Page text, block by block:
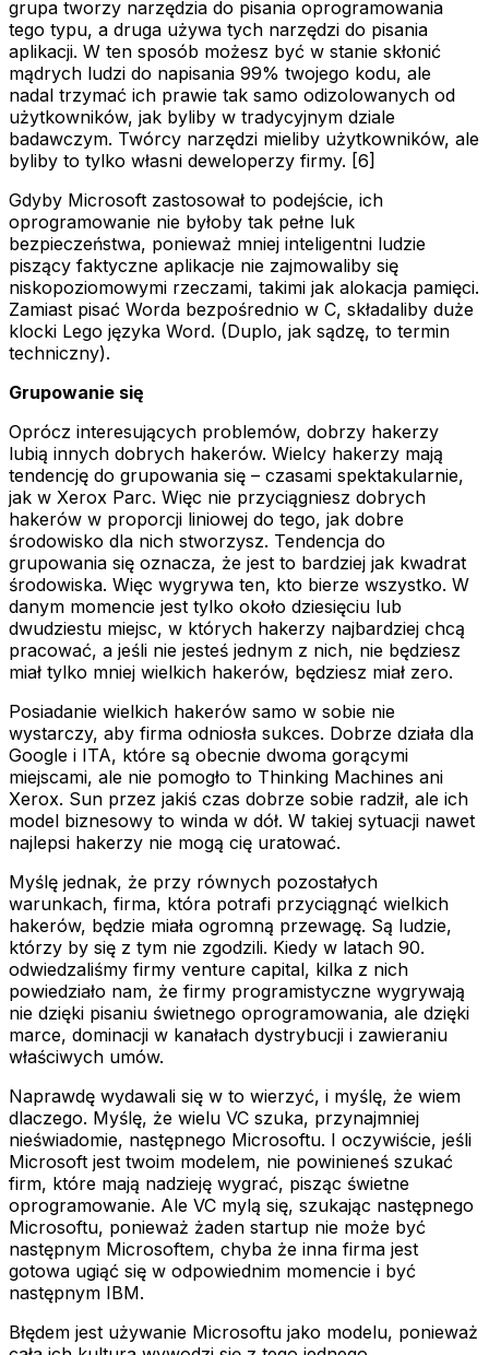
grupa tworzy narzędzia do pisania oprogramowania
tego typu, a druga używa tych narzędzi do pisania
aplikacji. W ten sposób możesz być w stanie skłonić
mądrych ludzi do napisania 99% twojego kodu, ale
nadal trzymać ich prawie tak samo odizolowanych od
użytkowników, jak byliby w tradycyjnym dziale
badawczym. Twórcy narzędzi mieliby użytkowników, ale
byliby to tylko własni deweloperzy firmy. [6]
Gdyby Microsoft zastosował to podejście, ich
oprogramowanie nie byłoby tak pełne luk
bezpieczeństwa, ponieważ mniej inteligentni ludzie
piszący faktyczne aplikacje nie zajmowaliby się
niskopoziomowymi rzeczami, takimi jak alokacja pamięci.
Zamiast pisać Worda bezpośrednio w C, składaliby duże
klocki Lego języka Word. (Duplo, jak sądzę, to termin
techniczny).
Grupowanie się
Oprócz interesujących problemów, dobrzy hakerzy
lubią innych dobrych hakerów. Wielcy hakerzy mają
tendencję do grupowania się – czasami spektakularnie,
jak w Xerox Parc. Więc nie przyciągniesz dobrych
hakerów w proporcji liniowej do tego, jak dobre
środowisko dla nich stworzysz. Tendencja do
grupowania się oznacza, że jest to bardziej jak kwadrat
środowiska. Więc wygrywa ten, kto bierze wszystko. W
danym momencie jest tylko około dziesięciu lub
dwudziestu miejsc, w których hakerzy najbardziej chcą
pracować, a jeśli nie jesteś jednym z nich, nie będziesz
miał tylko mniej wielkich hakerów, będziesz miał zero.
Posiadanie wielkich hakerów samo w sobie nie
wystarczy, aby firma odniosła sukces. Dobrze działa dla
Google i ITA, które są obecnie dwoma gorącymi
miejscami, ale nie pomogło to Thinking Machines ani
Xerox. Sun przez jakiś czas dobrze sobie radził, ale ich
model biznesowy to winda w dół. W takiej sytuacji nawet
najlepsi hakerzy nie mogą cię uratować.
Myślę jednak, że przy równych pozostałych
warunkach, firma, która potrafi przyciągnąć wielkich
hakerów, będzie miała ogromną przewagę. Są ludzie,
którzy by się z tym nie zgodzili. Kiedy w latach 90.
odwiedzaliśmy firmy venture capital, kilka z nich
powiedziało nam, że firmy programistyczne wygrywają
nie dzięki pisaniu świetnego oprogramowania, ale dzięki
marce, dominacji w kanałach dystrybucji i zawieraniu
właściwych umów.
Naprawdę wydawali się w to wierzyć, i myślę, że wiem
dlaczego. Myślę, że wielu VC szuka, przynajmniej
nieświadomie, następnego Microsoftu. I oczywiście, jeśli
Microsoft jest twoim modelem, nie powinieneś szukać
firm, które mają nadzieję wygrać, pisząc świetne
oprogramowanie. Ale VC mylą się, szukając następnego
Microsoftu, ponieważ żaden startup nie może być
następnym Microsoftem, chyba że inna firma jest
gotowa ugiąć się w odpowiednim momencie i być
następnym IBM.
Błędem jest używanie Microsoftu jako modelu, ponieważ